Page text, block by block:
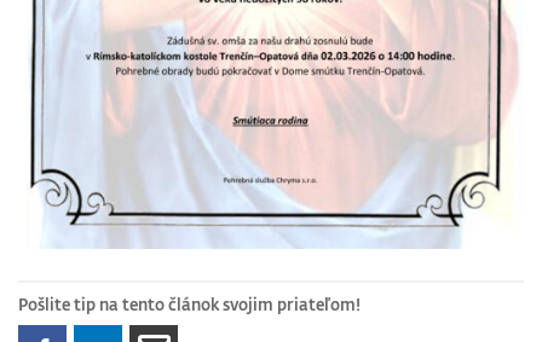
Pošlite tip na tento článok svojim priateľom!